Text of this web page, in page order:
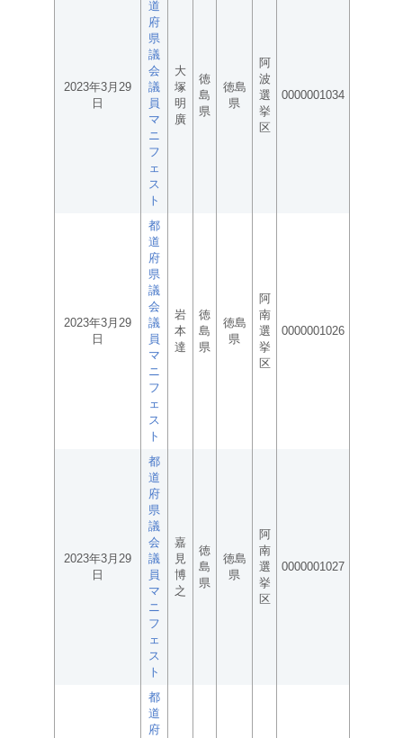
2023年3月29
日
道
府
県
議
会
議
員
マ
ニ
フ
ェ
ス
ト
大
塚
明
廣
徳
島
県
徳島
県
阿
波
選
挙
区
0000001034
2023年3月29
日
都
道
府
県
議
会
議
員
マ
ニ
フ
ェ
ス
ト
岩
本
達
徳
島
県
徳島
県
阿
南
選
挙
区
0000001026
2023年3月29
日
都
道
府
県
議
会
議
員
マ
ニ
フ
ェ
ス
ト
嘉
見
博
之
徳
島
県
徳島
県
阿
南
選
挙
区
0000001027
都
道
府